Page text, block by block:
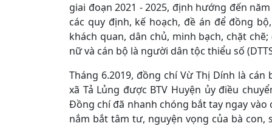
giai đoạn 2021 - 2025, định hướng đến
các quy định, kế hoạch, đề án để đồng
khách quan, dân chủ, minh bạch, chặt
nữ và cán bộ là người dân tộc thiểu số
Tháng 6.2019, đồng chí Vừ Thị Dính là
xã Tả Lủng được BTV Huyện ủy điều
Đồng chí đã nhanh chóng bắt tay ngay
nắm bắt tâm tư, nguyện vọng của bà